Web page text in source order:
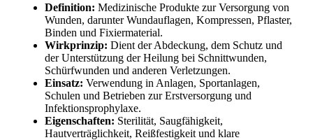
Definition: Medizinische Produkte zur Versorgung von
Wunden, darunter Wundauflagen, Kompressen, Pflaster,
Binden und Fixiermaterial.
Wirkprinzip: Dient der Abdeckung, dem Schutz und
der Unterstützung der Heilung bei Schnittwunden,
Schürfwunden und anderen Verletzungen.
Einsatz: Verwendung in Anlagen, Sportanlagen,
Schulen und Betrieben zur Erstversorgung und
Infektionsprophylaxe.
Eigenschaften: Sterilität, Saugfähigkeit,
Hautverträglichkeit, Reißfestigkeit und klare